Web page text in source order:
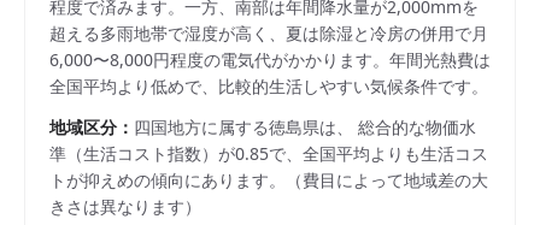
程度で済みます。一方、南部は年間降水量が2,000mmを
超える多雨地帯で湿度が高く、夏は除湿と冷房の併用で月
6,000〜8,000円程度の電気代がかかります。年間光熱費は
全国平均より低めで、比較的生活しやすい気候条件です。
地域区分： 四国地方に属する徳島県は、 総合的な物価水
準（生活コスト指数）が0.85で、 全国平均よりも生活コス
トが抑えめの傾向にあります。
（費目によって地域差の大
きさは異なります）